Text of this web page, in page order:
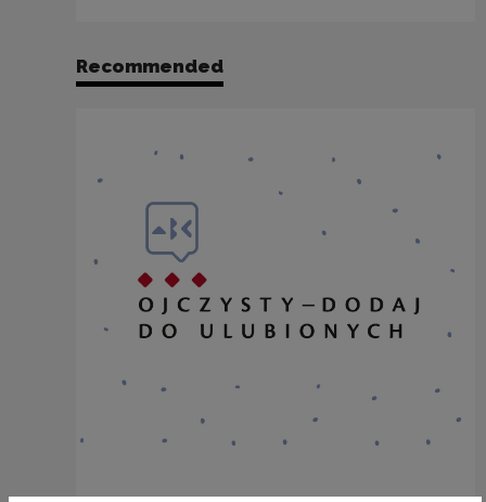
Recommended